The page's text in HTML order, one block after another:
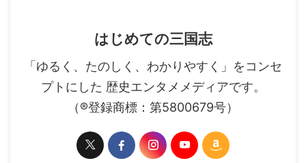
はじめての三国志
「ゆるく、たのしく、わかりやすく」をコンセ
プトにした 歴史エンタメメディアです。
（®登録商標：第5800679号）